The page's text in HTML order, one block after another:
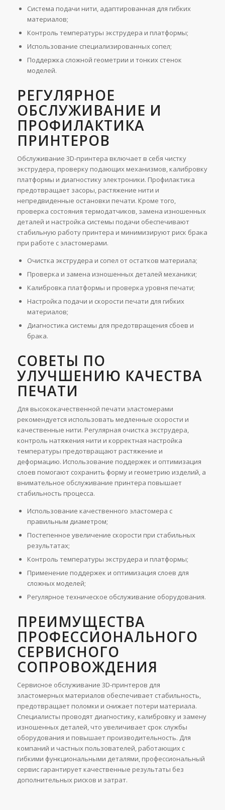
Система подачи нити, адаптированная для гибких
материалов;
Контроль температуры экструдера и платформы;
Использование специализированных сопел;
Поддержка сложной геометрии и тонких стенок
моделей.
РЕГУЛЯРНОЕ
ОБСЛУЖИВАНИЕ И
ПРОФИЛАКТИКА
ПРИНТЕРОВ
Обслуживание 3D-принтера включает в себя чистку
экструдера, проверку подающих механизмов, калибровку
платформы и диагностику электроники. Профилактика
предотвращает засоры, растяжение нити и
непредвиденные остановки печати. Кроме того,
проверка состояния термодатчиков, замена изношенных
деталей и настройка системы подачи обеспечивают
стабильную работу принтера и минимизируют риск брака
при работе с эластомерами.
Очистка экструдера и сопел от остатков материала;
Проверка и замена изношенных деталей механики;
Калибровка платформы и проверка уровня печати;
Настройка подачи и скорости печати для гибких
материалов;
Диагностика системы для предотвращения сбоев и
брака.
СОВЕТЫ ПО
УЛУЧШЕНИЮ КАЧЕСТВА
ПЕЧАТИ
Для высококачественной печати эластомерами
рекомендуется использовать медленные скорости и
качественные нити. Регулярная очистка экструдера,
контроль натяжения нити и корректная настройка
температуры предотвращают растяжение и
деформацию. Использование поддержек и оптимизация
слоев помогают сохранить форму и геометрию изделий, а
внимательное обслуживание принтера повышает
стабильность процесса.
Использование качественного эластомера с
правильным диаметром;
Постепенное увеличение скорости при стабильных
результатах;
Контроль температуры экструдера и платформы;
Применение поддержек и оптимизация слоев для
сложных моделей;
Регулярное техническое обслуживание оборудования.
ПРЕИМУЩЕСТВА
ПРОФЕССИОНАЛЬНОГО
СЕРВИСНОГО
СОПРОВОЖДЕНИЯ
Сервисное обслуживание 3D-принтеров для
эластомерных материалов обеспечивает стабильность,
предотвращает поломки и снижает потери материала.
Специалисты проводят диагностику, калибровку и замену
изношенных деталей, что увеличивает срок службы
оборудования и повышает производительность. Для
компаний и частных пользователей, работающих с
гибкими функциональными деталями, профессиональный
сервис гарантирует качественные результаты без
дополнительных рисков и затрат.